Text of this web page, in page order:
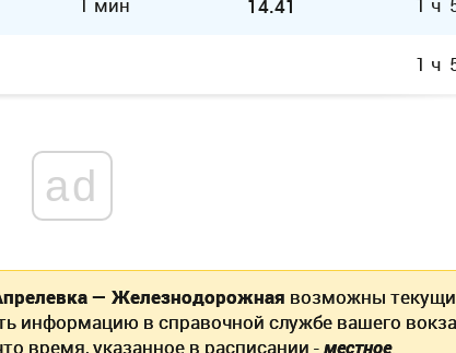
14.41
1 ч
ad
— Железнодорожная возможны
информацию в справочной службе вашего
время, указанное в расписании -местное.